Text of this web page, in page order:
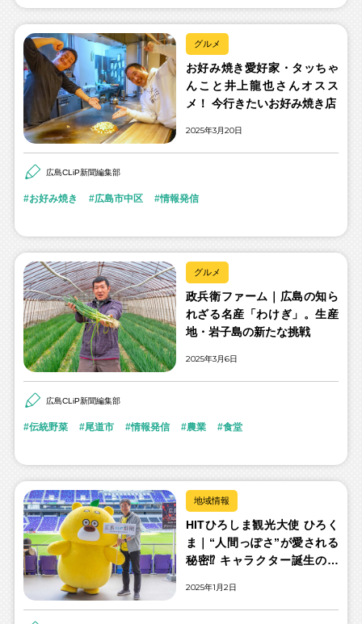
グルメ
お好み焼き愛好家・タッちゃ
んこと井上龍也さんオスス
メ！ 今行きたいお好み焼き店
2025年3月20日
広島CLiP新聞編集部
お好み焼き 広島市中区 情報発信
グルメ
政兵衛ファーム｜広島の知ら
れざる名産「わけぎ」。生産
地・岩子島の新たな挑戦
2025年3月6日
広島CLiP新聞編集部
伝統野菜 尾道市 情報発信 農業 食堂
地域情報
HITひろしま観光大使 ひろく
ま｜“人間っぽさ”が愛される
秘密⁉ キャラクター誕生のウ
2025年1月2日